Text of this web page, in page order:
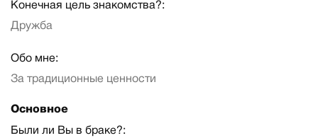
Конечная цель знакомства?:
Дружба
Обо мне:
За традиционные ценности
Основное
Были ли Вы в браке?: